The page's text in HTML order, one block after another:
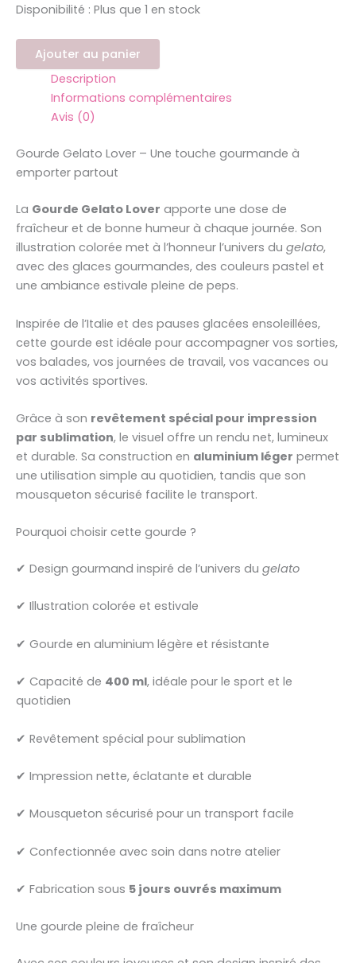
Disponibilité : Plus que 1 en stock
Ajouter au panier
Description
Informations complémentaires
Avis (0)
Gourde Gelato Lover – Une touche gourmande à
emporter partout
La Gourde Gelato Lover apporte une dose de
fraîcheur et de bonne humeur à chaque journée. Son
illustration colorée met à l’honneur l’univers du gelato,
avec des glaces gourmandes, des couleurs pastel et
une ambiance estivale pleine de peps.
Inspirée de l’Italie et des pauses glacées ensoleillées,
cette gourde est idéale pour accompagner vos sorties,
vos balades, vos journées de travail, vos vacances ou
vos activités sportives.
Grâce à son revêtement spécial pour impression
par sublimation, le visuel offre un rendu net, lumineux
et durable. Sa construction en aluminium léger permet
une utilisation simple au quotidien, tandis que son
mousqueton sécurisé facilite le transport.
Pourquoi choisir cette gourde ?
✔ Design gourmand inspiré de l’univers du gelato
✔ Illustration colorée et estivale
✔ Gourde en aluminium légère et résistante
✔ Capacité de 400 ml, idéale pour le sport et le
quotidien
✔ Revêtement spécial pour sublimation
✔ Impression nette, éclatante et durable
✔ Mousqueton sécurisé pour un transport facile
✔ Confectionnée avec soin dans notre atelier
✔ Fabrication sous 5 jours ouvrés maximum
Une gourde pleine de fraîcheur